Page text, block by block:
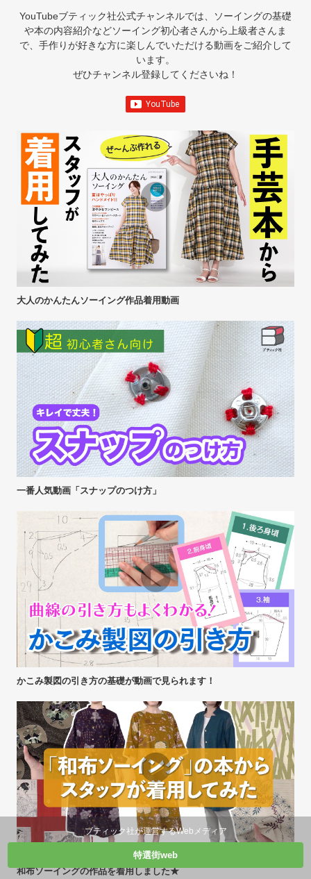
YouTubeブティック社公式チャンネルでは、ソーイングの基礎
や本の内容紹介などソーイング初心者さんから上級者さんま
で、手作りが好きな方に楽しんでいただける動画をご紹介して
います。
ぜひチャンネル登録してくださいね！
大人のかんたんソーイング作品着用動画
一番人気動画「スナップのつけ方」
かこみ製図の引き方の基礎が動画で見られます！
和布ソーイングの作品を着用しました★
ブティック社が運営するWebメディア
特選街web